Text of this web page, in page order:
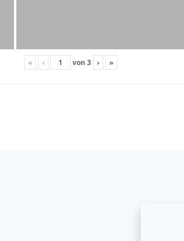
« ‹ von 3 › »